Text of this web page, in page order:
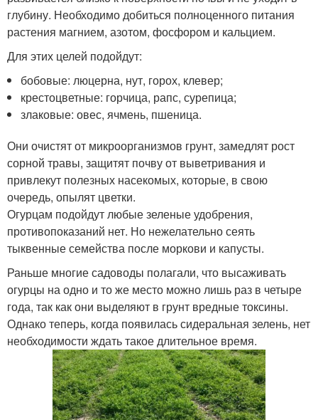
глубину. Необходимо добиться полноценного питания
растения магнием, азотом, фосфором и кальцием.
Для этих целей подойдут:
бобовые: люцерна, нут, горох, клевер;
крестоцветные: горчица, рапс, сурепица;
злаковые: овес, ячмень, пшеница.
Они очистят от микроорганизмов грунт, замедлят рост
сорной травы, защитят почву от выветривания и
привлекут полезных насекомых, которые, в свою
очередь, опылят цветки.
Огурцам подойдут любые зеленые удобрения,
противопоказаний нет. Но нежелательно сеять
тыквенные семейства после моркови и капусты.
Раньше многие садоводы полагали, что высаживать
огурцы на одно и то же место можно лишь раз в четыре
года, так как они выделяют в грунт вредные токсины.
Однако теперь, когда появилась сидеральная зелень, нет
необходимости ждать такое длительное время.